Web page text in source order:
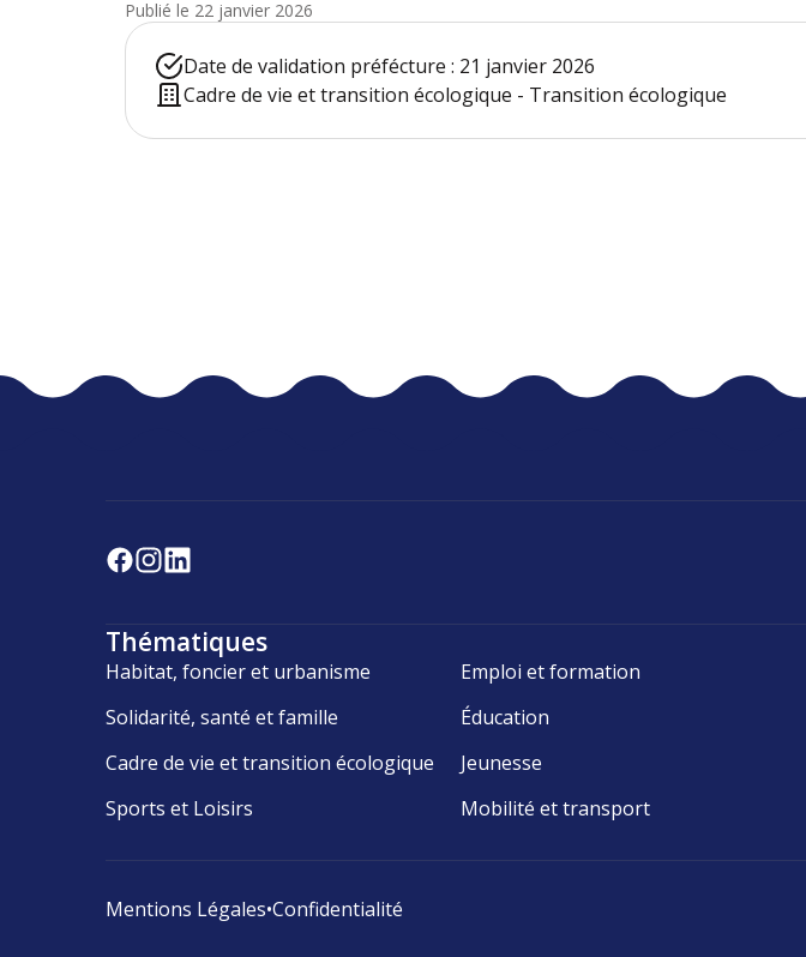
Publié le 22 janvier 2026
Date de validation préfécture : 21 janvier 2026
Cadre de vie et transition écologique - Transition écologique
Thématiques
Habitat, foncier et urbanisme Emploi et formation
Solidarité, santé et famille
Éducation
Cadre de vie et transition écologique
Jeunesse
Sports et Loisirs
Mobilité et transport
Mentions Légales•Confidentialité